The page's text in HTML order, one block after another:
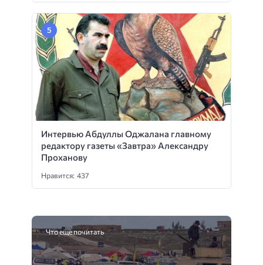
Интервью Абдуллы Оджалана главному
редактору газеты «Завтра» Александру
Проханову
Нравится: 437
Что еще почитать